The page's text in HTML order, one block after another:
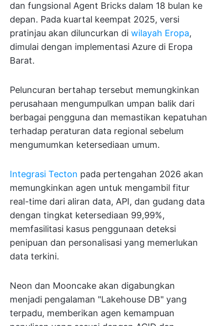
dan fungsional Agent Bricks dalam 18 bulan ke
depan. Pada kuartal keempat 2025, versi
pratinjau akan diluncurkan di wilayah Eropa,
dimulai dengan implementasi Azure di Eropa
Barat.
Peluncuran bertahap tersebut memungkinkan
perusahaan mengumpulkan umpan balik dari
berbagai pengguna dan memastikan kepatuhan
terhadap peraturan data regional sebelum
mengumumkan ketersediaan umum.
Integrasi Tecton pada pertengahan 2026 akan
memungkinkan agen untuk mengambil fitur
real-time dari aliran data, API, dan gudang data
dengan tingkat ketersediaan 99,99%,
memfasilitasi kasus penggunaan deteksi
penipuan dan personalisasi yang memerlukan
data terkini.
Neon dan Mooncake akan digabungkan
menjadi pengalaman "Lakehouse DB" yang
terpadu, memberikan agen kemampuan